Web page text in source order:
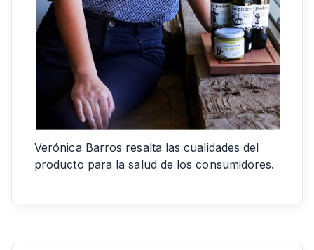
Verónica Barros resalta las cualidades del
producto para la salud de los consumidores.